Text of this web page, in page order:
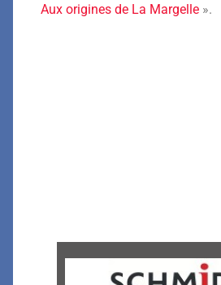
Aux origines de La Margelle ».